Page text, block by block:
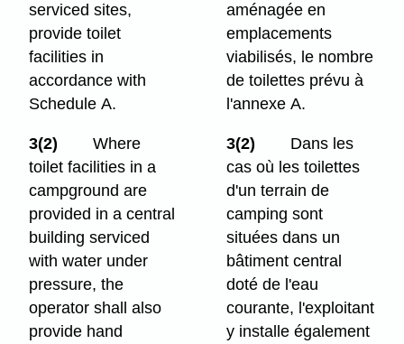
serviced sites,
provide toilet
facilities in
accordance with
Schedule A.
aménagée en
emplacements
viabilisés, le nombre
de toilettes prévu à
l'annexe A.
3(2)
Where
toilet facilities in a
campground are
provided in a central
building serviced
with water under
pressure, the
operator shall also
provide hand
3(2)
Dans les
cas où les toilettes
d'un terrain de
camping sont
situées dans un
bâtiment central
doté de l'eau
courante, l'exploitant
y installe également